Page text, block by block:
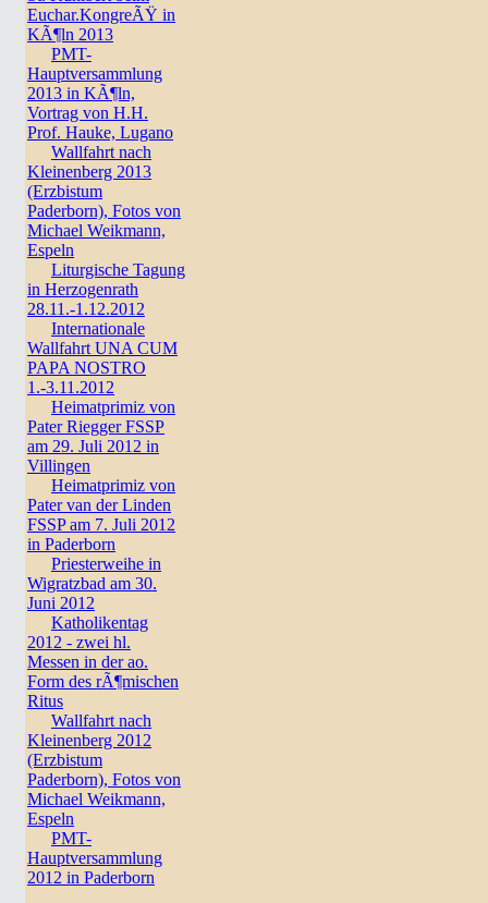
Euchar.KongreÃŸ in
KÃ¶ln 2013
PMT-
Hauptversammlung
2013 in KÃ¶ln,
Vortrag von H.H.
Prof. Hauke, Lugano
Wallfahrt nach
Kleinenberg 2013
(Erzbistum
Paderborn), Fotos von
Michael Weikmann,
Espeln
Liturgische Tagung
in Herzogenrath
28.11.-1.12.2012
Internationale
Wallfahrt UNA CUM
PAPA NOSTRO
1.-3.11.2012
Heimatprimiz von
Pater Riegger FSSP
am 29. Juli 2012 in
Villingen
Heimatprimiz von
Pater van der Linden
FSSP am 7. Juli 2012
in Paderborn
Priesterweihe in
Wigratzbad am 30.
Juni 2012
Katholikentag
2012 - zwei hl.
Messen in der ao.
Form des rÃ¶mischen
Ritus
Wallfahrt nach
Kleinenberg 2012
(Erzbistum
Paderborn), Fotos von
Michael Weikmann,
Espeln
PMT-
Hauptversammlung
2012 in Paderborn